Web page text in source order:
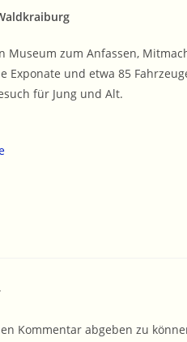
Museum zum Anfassen,
Exponate und etwa 85
für Jung und Alt.
Kommentar abgeben zu